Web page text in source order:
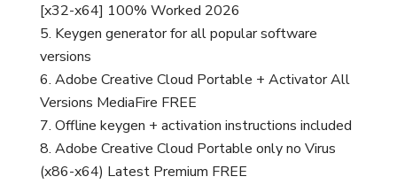
[x32-x64] 100% Worked 2026
Keygen generator for all popular software
versions
Adobe Creative Cloud Portable + Activator All
Versions MediaFire FREE
Offline keygen + activation instructions included
Adobe Creative Cloud Portable only no Virus
(x86-x64) Latest Premium FREE